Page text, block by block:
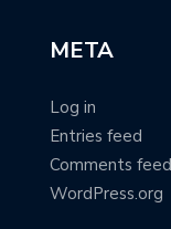
META
Log in
Entries feed
Comments feed
WordPress.org